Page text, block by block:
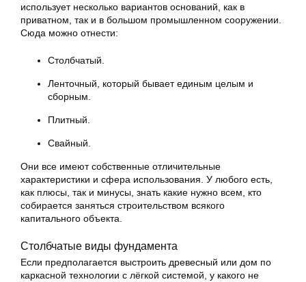
использует несколько вариантов оснований, как в
приватном, так и в большом промышленном сооружении.
Сюда можно отнести:
Столбчатый.
Ленточный, который бывает единым целым и
сборным.
Плитный.
Свайный.
Они все имеют собственные отличительные
характеристики и сфера использования. У любого есть,
как плюсы, так и минусы, знать какие нужно всем, кто
собирается заняться строительством всякого
капитального объекта.
Столбчатые виды фундамента
Если предполагается выстроить древесный или дом по
каркасной технологии с лёгкой системой, у какого не